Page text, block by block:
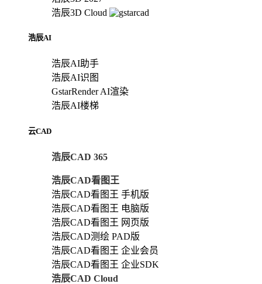
浩辰3D Cloud
浩辰AI
浩辰AI助手
浩辰AI识图
GstarRender AI渲染
浩辰AI楼梯
云CAD
浩辰CAD 365
浩辰CAD看图王
浩辰CAD看图王 手机版
浩辰CAD看图王 电脑版
浩辰CAD看图王 网页版
浩辰CAD测绘 PAD版
浩辰CAD看图王 企业会员
浩辰CAD看图王 企业SDK
浩辰CAD Cloud